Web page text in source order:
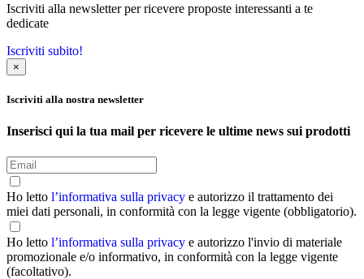
Iscriviti alla newsletter per ricevere proposte interessanti a te
dedicate
Iscriviti subito!
×
Iscriviti alla nostra newsletter
Inserisci qui la tua mail per ricevere le ultime news sui prodotti
Ho letto l’informativa sulla privacy e autorizzo il trattamento dei
miei dati personali, in conformità con la legge vigente (obbligatorio).
Ho letto l’informativa sulla privacy e autorizzo l'invio di materiale
promozionale e/o informativo, in conformità con la legge vigente
(facoltativo).